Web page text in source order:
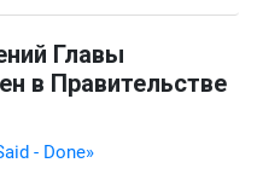
Главы
в Правительстве
- Done»